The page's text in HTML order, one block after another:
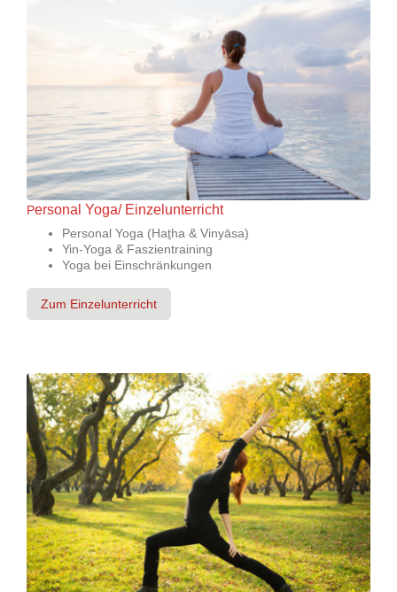
Personal Yoga/ Einzelunterricht
Personal Yoga (Haṯha & Vinyāsa)
Yin-Yoga & Faszientraining
Yoga bei Einschränkungen
Zum Einzelunterricht